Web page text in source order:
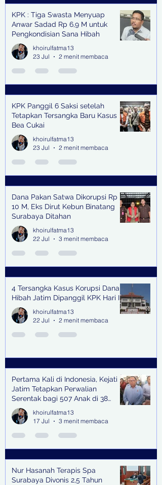
KPK : Tiga Swasta Menyuap
Anwar Sadad Rp 6,9 M untuk
Pengkondisian Sana Hibah
khoirulfatma13
23 Jul
2 menit membaca
KPK Panggil 6 Saksi setelah
Tetapkan Tersangka Baru Kasus
Bea Cukai
khoirulfatma13
23 Jul
2 menit membaca
Dana Pakan Satwa Dikorupsi Rp
10 M, Eks Dirut Kebun Binatang
Surabaya Ditahan
khoirulfatma13
22 Jul
3 menit membaca
4 Tersangka Kasus Korupsi Dana
Hibah Jatim Dipanggil KPK Hari Ini
khoirulfatma13
22 Jul
2 menit membaca
Pertama Kali di Indonesia, Kejati
Jatim Tetapkan Perwalian
Serentak bagi 507 Anak di 38
Kabupaten & Kota
khoirulfatma13
17 Jul
3 menit membaca
Nur Hasanah Terapis Spa
Surabaya Divonis 2,5 Tahun